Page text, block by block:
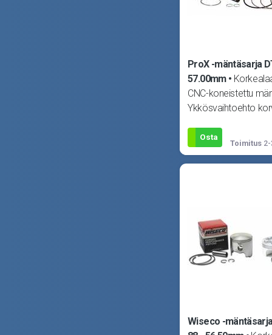
ProX -mäntäsarja
57.00mm
CNC-koneistettu
Ykkösvaihtoehto
tahansa moottorissa.
Osta
Toimitus
Wiseco -